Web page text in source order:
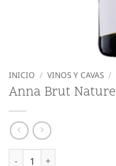
INICIO / VINOS Y CAVAS /
Anna Brut Nature
Anna Brut Nature cantidad